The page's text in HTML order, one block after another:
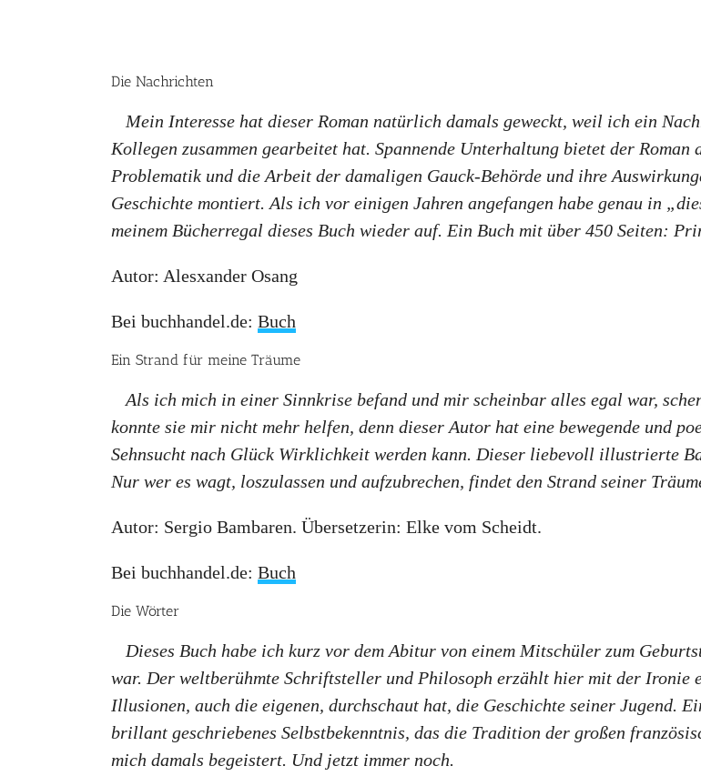
Die Nachrichten
Mein Interesse hat dieser Roman natürlich damals geweckt, weil ich ein
Kollegen zusammen gearbeitet hat. Spannende Unterhaltung bietet der
Problematik und die Arbeit der damaligen Gauck-Behörde und ihre
Geschichte montiert. Als ich vor einigen Jahren angefangen habe genau in
meinem Bücherregal dieses Buch wieder auf. Ein Buch mit über 450 Seiten:
Autor: Alesxander Osang
Bei buchhandel.de: Buch
Ein Strand für meine Träume
Als ich mich in einer Sinnkrise befand und mir scheinbar alles egal war,
konnte sie mir nicht mehr helfen, denn dieser Autor hat eine bewegende und
Sehnsucht nach Glück Wirklichkeit werden kann. Dieser liebevoll illustrierte
Nur wer es wagt, loszulassen und aufzubrechen, findet den Strand seiner
Autor: Sergio Bambaren. Übersetzerin: Elke vom Scheidt.
Bei buchhandel.de: Buch
Die Wörter
Dieses Buch habe ich kurz vor dem Abitur von einem Mitschüler zum
war. Der weltberühmte Schriftsteller und Philosoph erzählt hier mit der Ironie
Illusionen, auch die eigenen, durchschaut hat, die Geschichte seiner Jugend.
brillant geschriebenes Selbstbekenntnis, das die Tradition der großen
mich damals begeistert. Und jetzt immer noch.